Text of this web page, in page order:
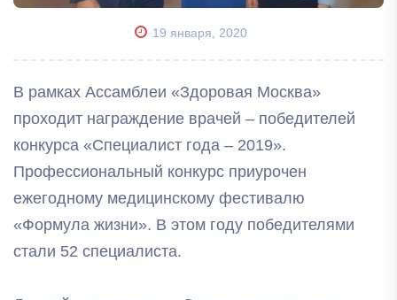
19 января, 2020
В рамках Ассамблеи «Здоровая Москва»
проходит награждение врачей – победителей
конкурса «Специалист года – 2019».
Профессиональный конкурс приурочен
ежегодному медицинскому фестивалю
«Формула жизни». В этом году победителями
стали 52 специалиста.